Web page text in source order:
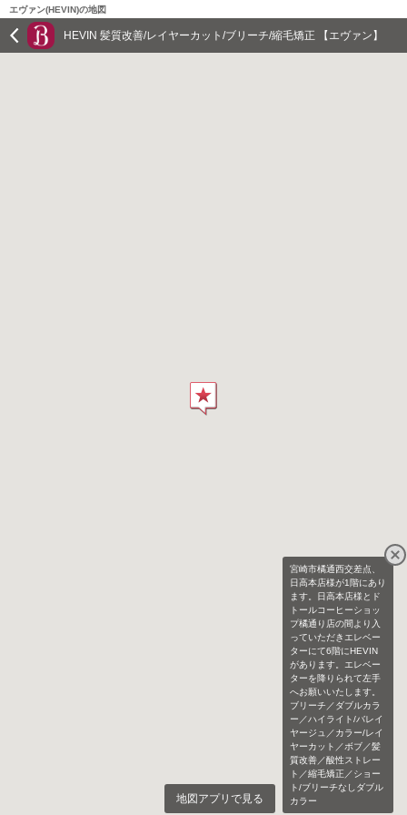
エヴァン(HEVIN)の地図
HEVIN 髪質改善/レイヤーカット/ブリーチ/縮毛矯正 【エヴァン】
宮崎市橘通西交差点、
日高本店様が1階にあり
ます。日高本店様とド
トールコーヒーショッ
プ橘通り店の間より入
っていただきエレベー
ターにて6階にHEVIN
があります。エレベー
ターを降りられて左手
へお願いいたします。
ブリーチ／ダブルカラ
ー／ハイライト/バレイ
ヤージュ／カラー/レイ
ヤーカット／ボブ／髪
質改善／酸性ストレー
ト／縮毛矯正／ショー
ト/ブリーチなしダブル
カラー
地図アプリで見る